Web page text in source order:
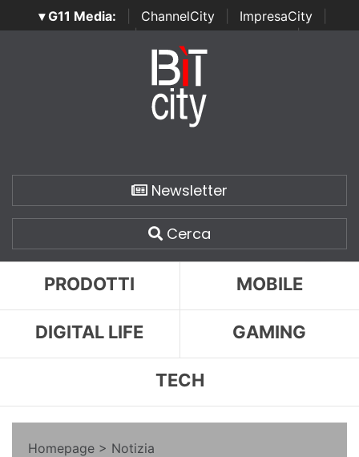
▾ G11 Media: ChannelCity ImpresaCity
SecurityOpenLab | Italian Channel Awards | Italian
Italian Security Awards
Newsletter
Cerca
PRODOTTI MOBILE
DIGITAL LIFE GAMING
TECH
Homepage > Notizia